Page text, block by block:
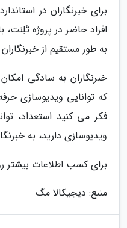
برای خبرنگاران در
افراد حاضر در پروژه تَلِنت،
به طور مستقیم از
خبرنگاران به سادگی
که توانایی ویدیوسازی
فکر می کنید استعداد،
ویدیوسازی دارید، به
برای کسب اطلاعات بیشتر
منبع: دیجیکالا مگ